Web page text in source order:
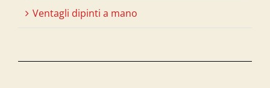
Ventagli dipinti a mano